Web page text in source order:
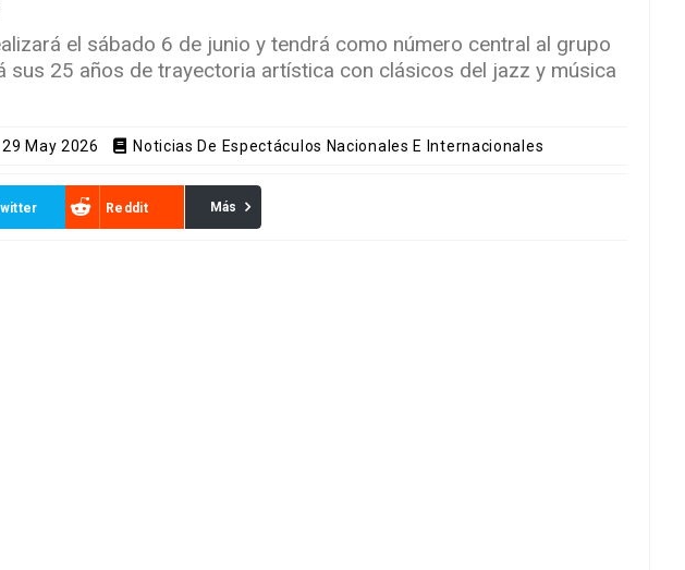
el sábado 6 de junio y tendrá como número central al grupo
sus 25 años de trayectoria artística con clásicos del jazz y música
29 May 2026 Noticias De Espectáculos Nacionales E Internacionales
Reddit Más